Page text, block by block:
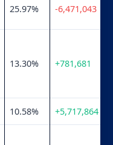
25.97% -6,471,043
13.30% +781,681
10.58% +5,717,864